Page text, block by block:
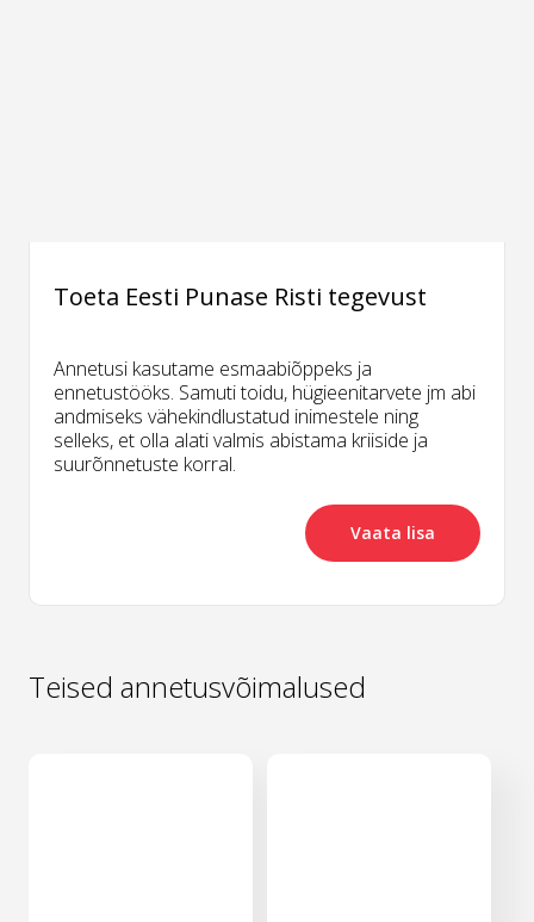
Toeta Eesti Punase Risti tegevust
Annetusi kasutame esmaabiõppeks ja
ennetustööks. Samuti toidu, hügieenitarvete jm abi
andmiseks vähekindlustatud inimestele ning
selleks, et olla alati valmis abistama kriiside ja
suurõnnetuste korral.
Vaata lisa
Teised annetusvõimalused